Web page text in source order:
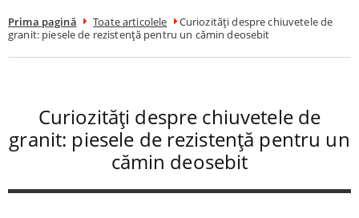
Prima pagină Toate articolele
Curiozități despre chiuvetele de
granit: piesele de rezistență pentru un cămin deosebit
Curiozități despre chiuvetele de
granit: piesele de rezistență pentru un
cămin deosebit